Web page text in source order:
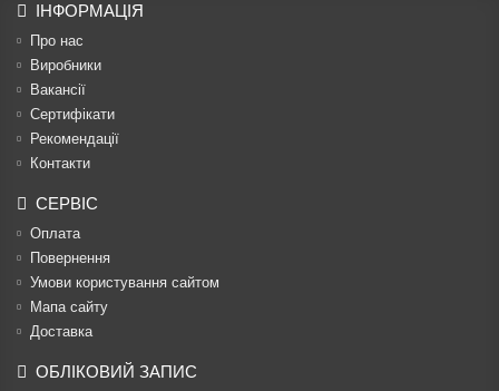
ІНФОРМАЦІЯ
Про нас
Виробники
Вакансії
Сертифікати
Рекомендації
Контакти
СЕРВІС
Оплата
Повернення
Умови користування сайтом
Мапа сайту
Доставка
ОБЛІКОВИЙ ЗАПИС